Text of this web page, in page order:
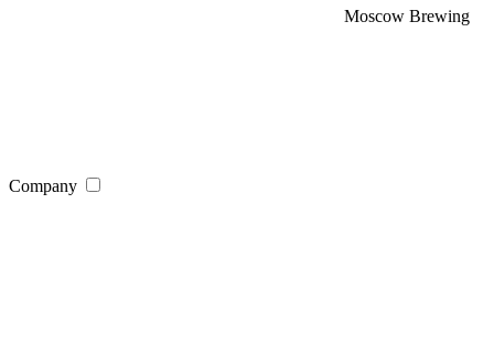
Moscow Brewing
Company